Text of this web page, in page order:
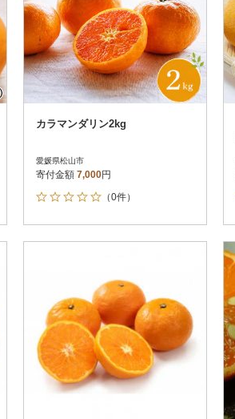
カラマンダリン2kg
愛媛県松山市
寄付金額 7,000円
（0件）